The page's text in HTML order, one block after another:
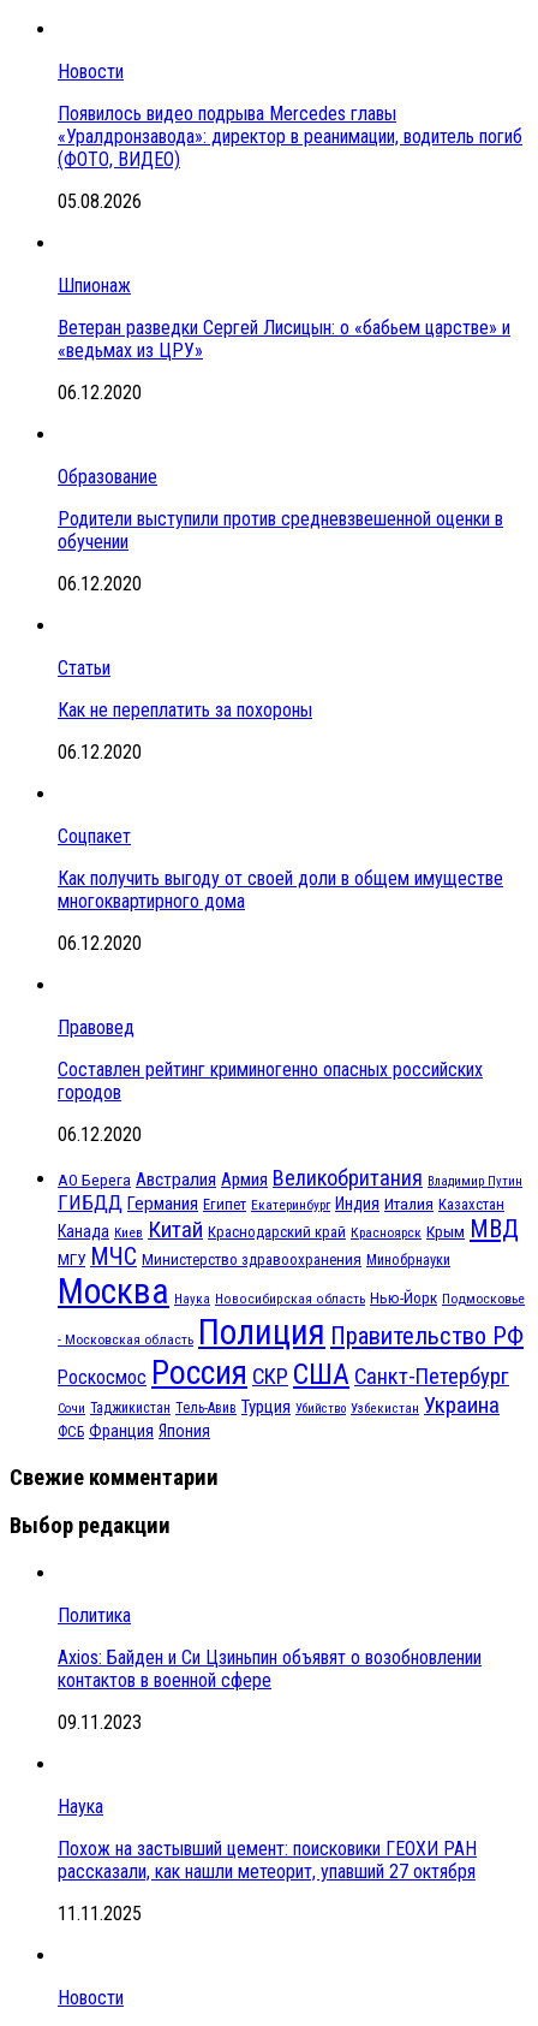
Новости
Появилось видео подрыва Mercedes главы
«Уралдронзавода»: директор в реанимации, водитель погиб
(ФОТО, ВИДЕО)
05.08.2026
Шпионаж
Ветеран разведки Сергей Лисицын: о «бабьем царстве» и
«ведьмах из ЦРУ»
06.12.2020
Образование
Родители выступили против средневзвешенной оценки в
обучении
06.12.2020
Статьи
Как не переплатить за похороны
06.12.2020
Соцпакет
Как получить выгоду от своей доли в общем имуществе
многоквартирного дома
06.12.2020
Правовед
Составлен рейтинг криминогенно опасных российских
городов
06.12.2020
АО Берега Австралия Армия Великобритания Владимир Путин
ГИБДД Германия Египет Екатеринбург Индия Италия Казахстан
Канада Киев Китай Краснодарский край Красноярск Крым МВД
МГУ МЧС Министерство здравоохранения Минобрнауки
Москва Наука Новосибирская область Нью-Йорк Подмосковье
- Московская область Полиция Правительство РФ
Роскосмос Россия СКР США Санкт-Петербург
Сочи Таджикистан Тель-Авив Турция Убийство Узбекистан Украина
ФСБ Франция Япония
Свежие комментарии
Выбор редакции
Политика
Axios: Байден и Си Цзиньпин объявят о возобновлении
контактов в военной сфере
09.11.2023
Наука
Похож на застывший цемент: поисковики ГЕОХИ РАН
рассказали, как нашли метеорит, упавший 27 октября
11.11.2025
Новости